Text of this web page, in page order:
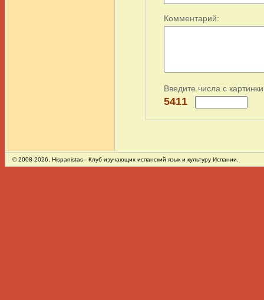
Комментарий:
Введите числа с
5411
© 2008-2026, Hispanistas - Клуб изучающих испанский язык и культуру Испании.